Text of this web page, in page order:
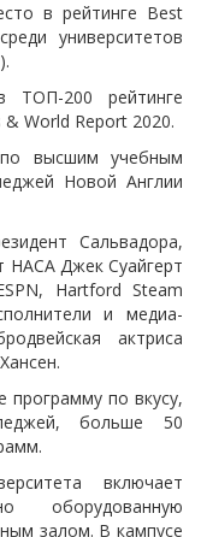
в рейтинге Best
университетов
ТОП-200 рейтинге
& World Report 2020.
по высшим учебным
Новой Англии
Сальвадора,
НАСА Джек Суайгерт
Hartford Steam
и медиа-
актриса
программу по вкусу,
больше 50
включает
оборудованную
залом. В кампусе